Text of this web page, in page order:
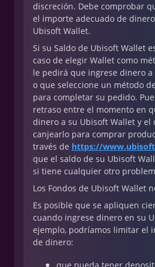
discreción. Debe comprobar
el importe adecuado de
Ubisoft Wallet.
Si su Saldo de Ubisoft Wallet
caso de elegir Wallet como
le pedirá que ingrese dinero
o que seleccione un método
para completar su pedido.
retraso entre el momento en
dinero a su Ubisoft Wallet y el
canjearlo para comprar
través de https://
que el saldo de su Ubisoft
si tiene cualquier otro
Los Fondos de Ubisoft Wallet
Es posible que se apliquen
cuando ingrese dinero en su
ejemplo, podríamos limitar el
de dinero: